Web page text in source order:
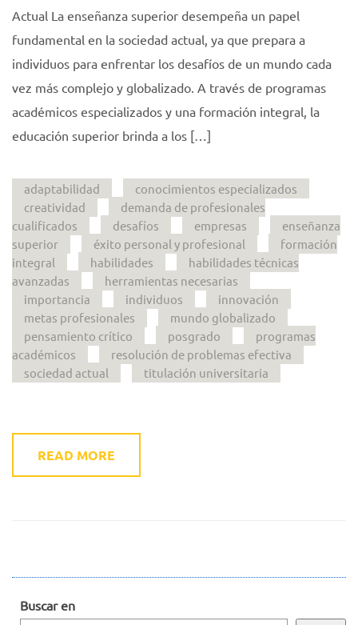
Actual La enseñanza superior desempeña un papel
fundamental en la sociedad actual, ya que prepara a
individuos para enfrentar los desafíos de un mundo cada
vez más complejo y globalizado. A través de programas
académicos especializados y una formación integral, la
educación superior brinda a los […]
adaptabilidad
conocimientos especializados
creatividad
demanda de profesionales
cualificados
desafíos empresas
enseñanza
superior
éxito personal y profesional
formación
integral
habilidades
habilidades técnicas
avanzadas
herramientas necesarias
importancia
individuos
innovación
metas profesionales
mundo globalizado
pensamiento crítico
posgrado
programas
académicos
resolución de problemas efectiva
sociedad actual
titulación universitaria
READ MORE
Buscar en